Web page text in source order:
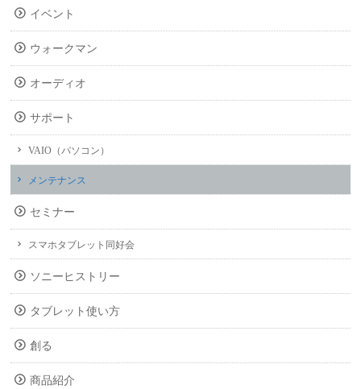
イベント
ウォークマン
オーディオ
サポート
VAIO（パソコン）
メンテナンス
セミナー
スマホタブレット同好会
ソニーヒストリー
タブレット使い方
創る
商品紹介